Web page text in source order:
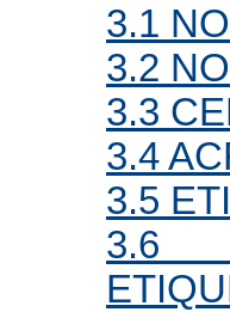
3.1
3.2
3.3
3.4
3.5
3.6